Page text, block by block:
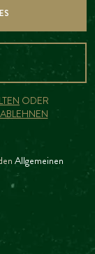
ODER
Allgemeinen